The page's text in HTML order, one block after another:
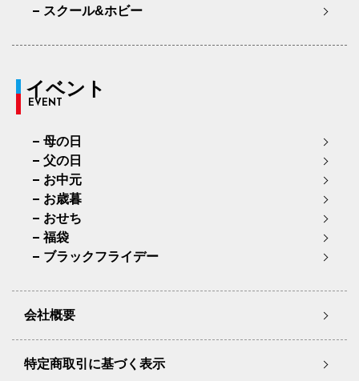
スクール&ホビー
イベント
EVENT
母の日
父の日
お中元
お歳暮
おせち
福袋
ブラックフライデー
会社概要
特定商取引に基づく表示